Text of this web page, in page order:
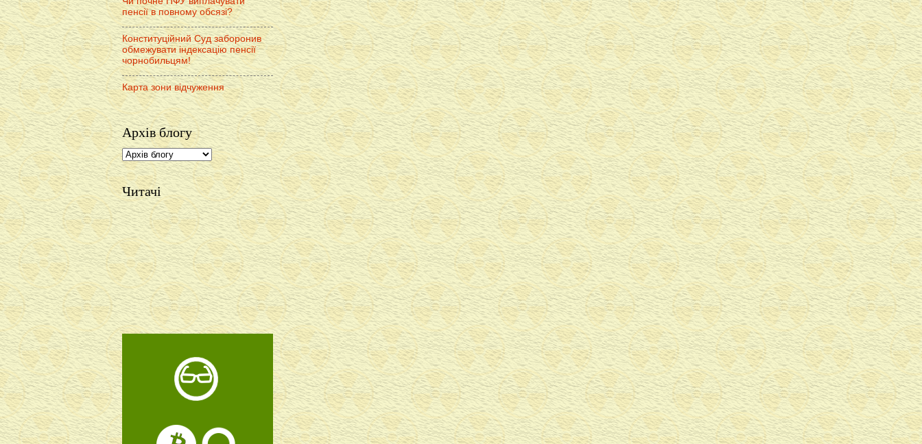
пенсії в повному обсязі?
Конституційний Суд заборонив
обмежувати індексацію пенсії
чорнобильцям!
Карта зони відчуження
Архів блогу
Читачі